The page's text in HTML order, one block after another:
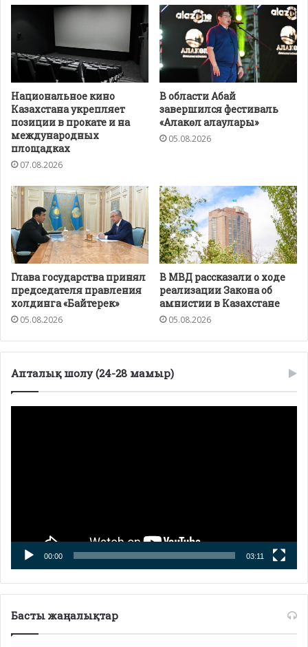
Национальное кино
Казахстана укрепляет
позиции в прокате и на
международных
площадках
07.08.2026
В области Абай
завершился фестиваль
«Алакөл алаулары»
05.08.2026
Глава государства принял
председателя правления
холдинга «Байтерек»
05.08.2026
В МВД рассказали о ходе
реализации Закона об
амнистии в Казахстане
05.08.2026
Апталық шолу (24-28 мамыр)
00:00 03:11
Басты жаңалықтар